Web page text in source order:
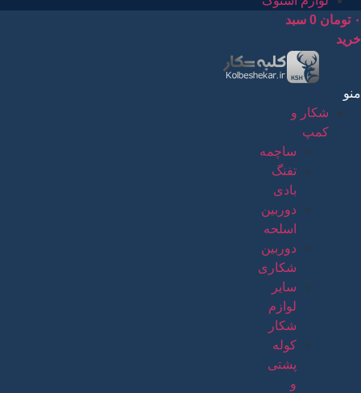
۰ تومان 0 سبد
خرید
منو
شکار و
کمپ
ساچمه
تفنگ
بادی
دوربین
اسلحه
دوربین
شکاری
سایر
لوازم
شکار
کوله
پشتی
و